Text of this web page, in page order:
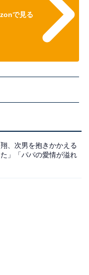
で見る
、次男を抱きかかえる
」「パパの愛情が溢れ